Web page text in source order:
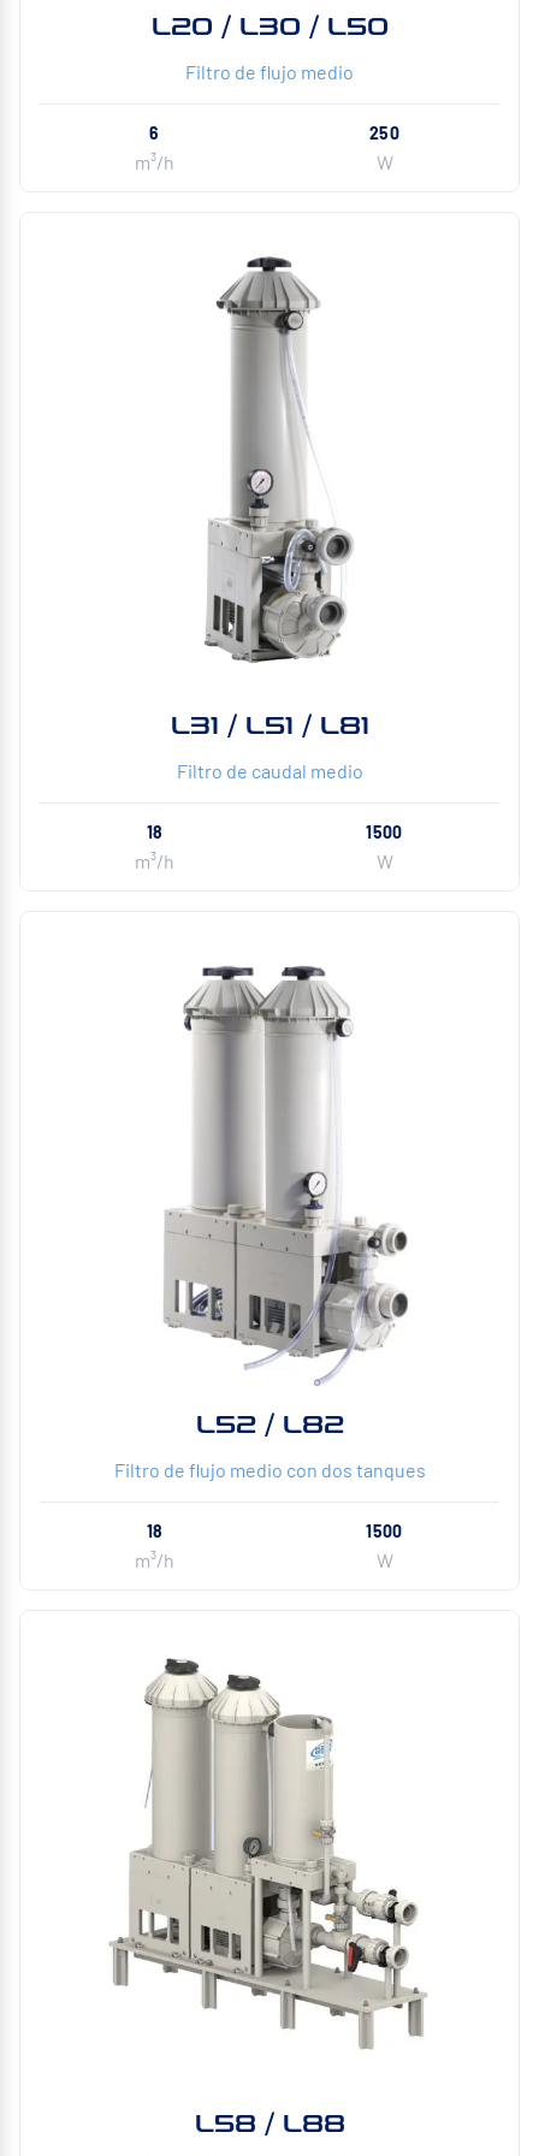
L20 / L30 / L50
Filtro de flujo medio
6
m³/h
250
W
L31 / L51 / L81
Filtro de caudal medio
18
m³/h
1500
W
L52 / L82
Filtro de flujo medio con dos tanques
18
m³/h
1500
W
L58 / L88